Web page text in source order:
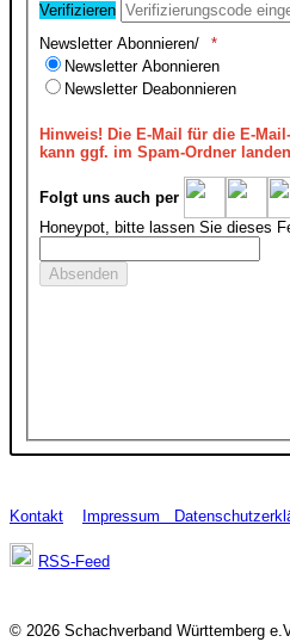
Verifizieren
Newsletter Abonnieren/
Newsletter Abonnieren
Newsletter Deabonnieren
Hinweis! Die E-Mail für die E-
kann ggf. im Spam-Ordner
Folgt uns auch per
Honeypot, bitte lassen Sie dieses
Kontakt Impressum
RSS-Feed
© 2026 Schachverband Württemberg